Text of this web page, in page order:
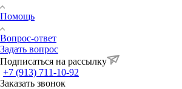
Помощь
Вопрос-ответ
Задать вопрос
Подписаться на рассылку
+7 (913) 711-10-92
Заказать звонок